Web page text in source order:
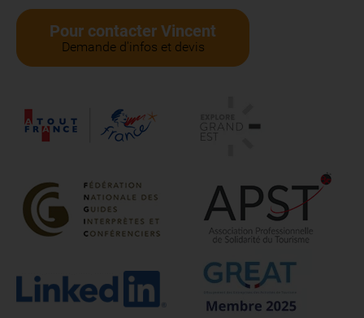
Pour contacter Vincent
Demande d'infos et devis